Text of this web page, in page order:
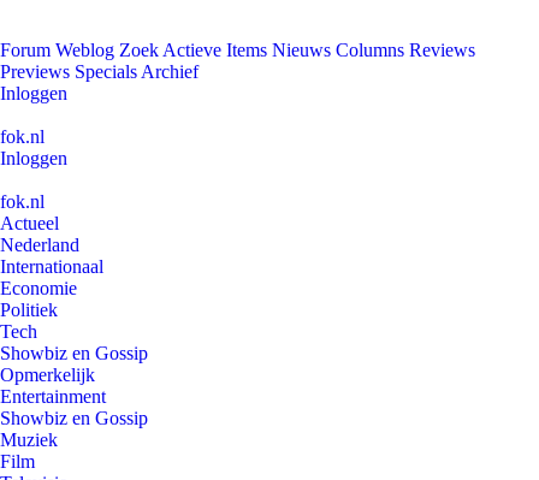
Forum Weblog Zoek Actieve Items Nieuws Columns Reviews
Previews Specials Archief
Inloggen
fok.nl
Inloggen
fok.nl
Actueel
Nederland
Internationaal
Economie
Politiek
Tech
Showbiz en Gossip
Opmerkelijk
Entertainment
Showbiz en Gossip
Muziek
Film